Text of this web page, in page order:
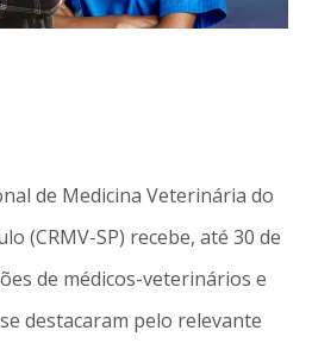
de Medicina Veterinária do
(CRMV-SP) recebe, até 30 de
de médicos-veterinários e
destacaram pelo relevante